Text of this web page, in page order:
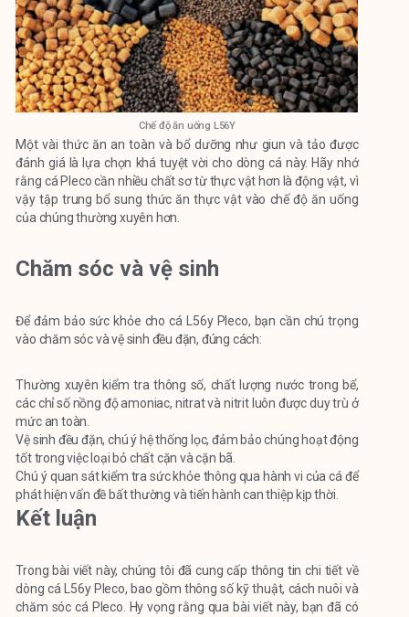
Chế độ ăn uống L56Y
Một vài thức ăn an toàn và bổ dưỡng như giun và tảo được
đánh giá là lựa chọn khá tuyệt vời cho dòng cá này. Hãy nhớ
rằng cá Pleco cần nhiều chất sơ từ thực vật hơn là động vật, vì
vậy tập trung bổ sung thức ăn thực vật vào chế độ ăn uống
của chúng thường xuyên hơn.
Chăm sóc và vệ sinh
Để đảm bảo sức khỏe cho cá L56y Pleco, bạn cần chú trọng
vào chăm sóc và vệ sinh đều đặn, đúng cách:
Thường xuyên kiểm tra thông số, chất lượng nước trong bể,
các chỉ số nồng độ amoniac, nitrat và nitrit luôn được duy trù ở
mức an toàn.
Vệ sinh đều đặn, chú ý hệ thống lọc, đảm bảo chúng hoạt động
tốt trong việc loại bỏ chất cặn và cặn bã.
Chú ý quan sát kiểm tra sức khỏe thông qua hành vi của cá để
phát hiện vấn đề bất thường và tiến hành can thiệp kịp thời.
Kết luận
Trong bài viết này, chúng tôi đã cung cấp thông tin chi tiết về
dòng cá L56y Pleco, bao gồm thông số kỹ thuật, cách nuôi và
chăm sóc cá Pleco. Hy vọng rằng qua bài viết này, bạn đã có